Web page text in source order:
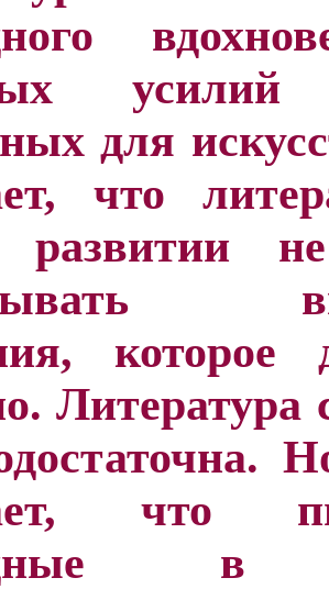
усилий
для
что
развитии
которое
Литература
что
в